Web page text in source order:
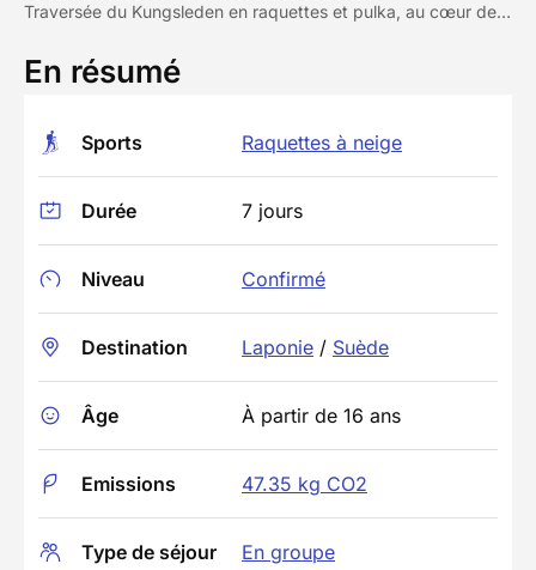
Traversée du Kungsleden en raquettes et pulka, au cœur de la Laponie
En résumé
Sports Raquettes à neige
Durée 7 jours
Niveau Confirmé
Destination Laponie / Suède
Âge À partir de 16 ans
Emissions 47.35 kg CO2
Type de séjour En groupe